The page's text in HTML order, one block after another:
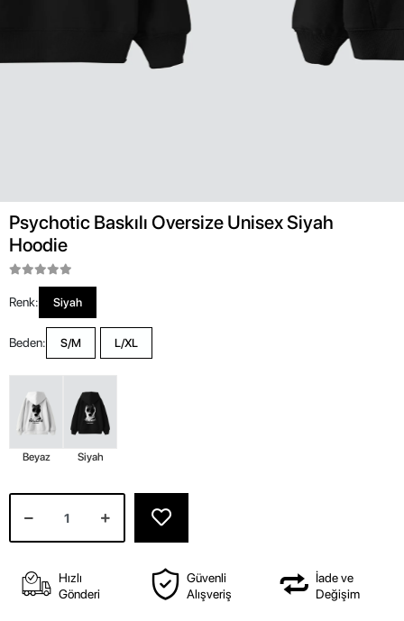
Psychotic Baskılı Oversize Unisex Siyah
Hoodie
Renk: Siyah
Beden: S/M L/XL
Beyaz Siyah
Hızlı
Gönderi
Güvenli
Alışveriş
İade ve
Değişim